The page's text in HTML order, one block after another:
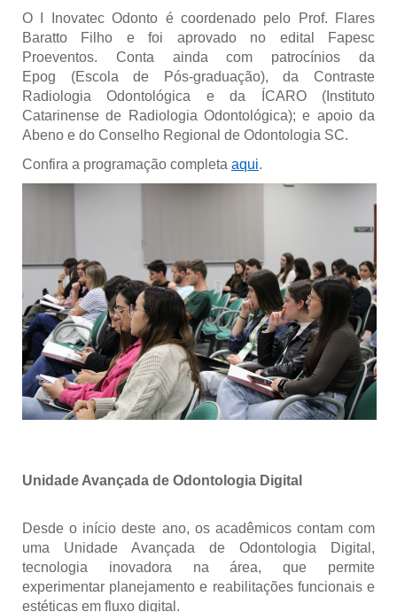
O I Inovatec Odonto é coordenado pelo Prof. Flares
Baratto Filho e foi aprovado no edital Fapesc
Proeventos. Conta ainda com patrocínios da
Epog (Escola de Pós-graduação), da Contraste
Radiologia Odontológica e da ÍCARO (Instituto
Catarinense de Radiologia Odontológica); e apoio da
Abeno e do Conselho Regional de Odontologia SC.
Confira a programação completa aqui.
Unidade Avançada de Odontologia Digital
Desde o início deste ano, os acadêmicos contam com
uma Unidade Avançada de Odontologia Digital,
tecnologia inovadora na área, que permite
experimentar planejamento e reabilitações funcionais e
estéticas em fluxo digital.